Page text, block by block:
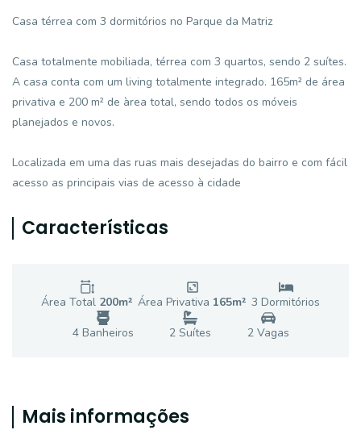
Casa térrea com 3 dormitórios no Parque da Matriz
Casa totalmente mobiliada, térrea com 3 quartos, sendo 2 suítes.
A casa conta com um living totalmente integrado. 165m² de área
privativa e 200 m² de àrea total, sendo todos os móveis
planejados e novos.
Localizada em uma das ruas mais desejadas do bairro e com fácil
acesso as principais vias de acesso à cidade
Características
Área Total 200m² Área Privativa 165m² 3 Dormitórios
4Banheiros 2 Suítes 2Vagas
Mais informações